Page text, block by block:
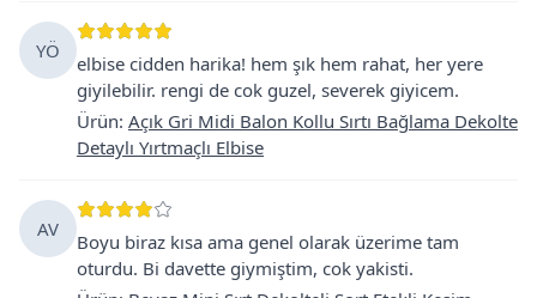
YÖ
elbise cidden harika! hem şık hem rahat, her yere
giyilebilir. rengi de cok guzel, severek giyicem.
Ürün: Açık Gri Midi Balon Kollu Sırtı Bağlama Dekolte
Detaylı Yırtmaçlı Elbise
AV
Boyu biraz kısa ama genel olarak üzerime tam
oturdu. Bi davette giymiştim, cok yakisti.